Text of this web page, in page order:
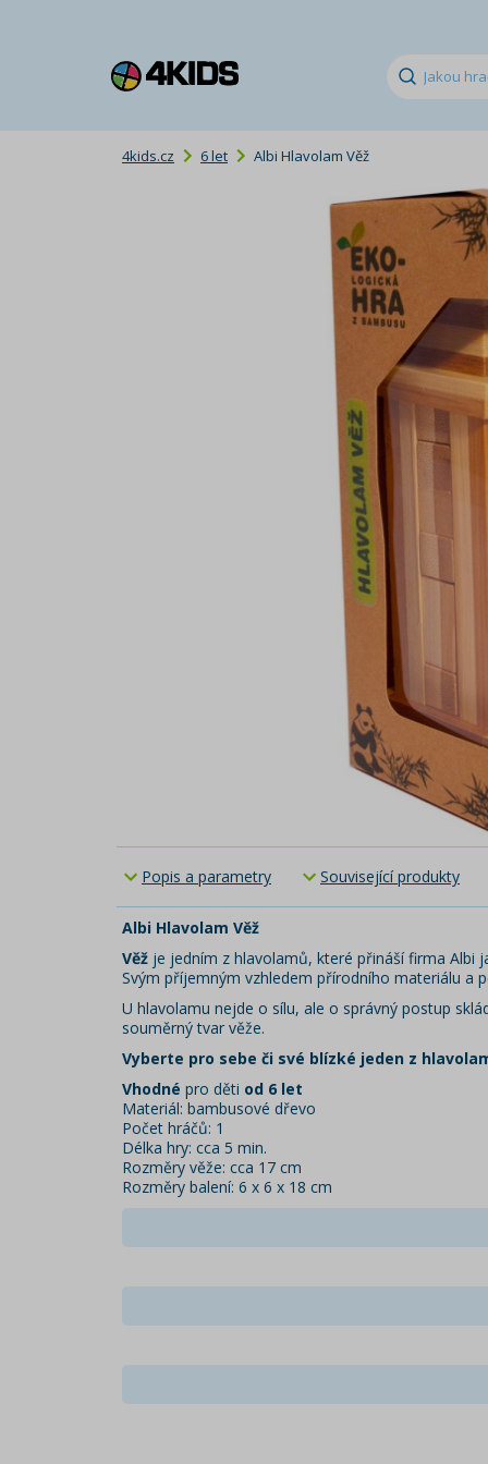
4kids.cz 6 let Albi Hlavolam Věž
Popis a parametry Související produkty
Albi Hlavolam Věž
Věž je jedním z hlavolamů, které přináší firma Albi
Svým příjemným vzhledem přírodního materiálu a
U hlavolamu nejde o sílu, ale o správný postup
souměrný tvar věže.
Vyberte pro sebe či své blízké jeden z
Vhodné pro děti od 6 let
Materiál: bambusové dřevo
Počet hráčů: 1
Délka hry: cca 5 min.
Rozměry věže: cca 17 cm
Rozměry balení: 6 x 6 x 18 cm